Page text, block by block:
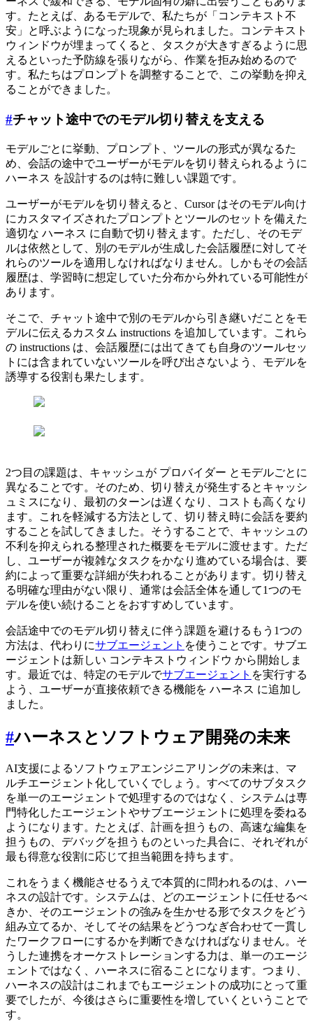
す。たとえば、あるモデルで、私たちが「コンテキスト不
安」と呼ぶようになった現象が見られました。コンテキスト
ウィンドウが埋まってくると、タスクが大きすぎるように思
えるといった予防線を張りながら、作業を拒み始めるので
す。私たちはプロンプトを調整することで、この挙動を抑え
ることができました。
#チャット途中でのモデル切り替えを支える
モデルごとに挙動、プロンプト、ツールの形式が異なるた
め、会話の途中でユーザーがモデルを切り替えられるように
ハーネス を設計するのは特に難しい課題です。
ユーザーがモデルを切り替えると、Cursor はそのモデル向け
にカスタマイズされたプロンプトとツールのセットを備えた
適切な ハーネス に自動で切り替えます。ただし、そのモデ
ルは依然として、別のモデルが生成した会話履歴に対してそ
れらのツールを適用しなければなりません。しかもその会話
履歴は、学習時に想定していた分布から外れている可能性が
あります。
そこで、チャット途中で別のモデルから引き継いだことをモ
デルに伝えるカスタム instructions を追加しています。これら
の instructions は、会話履歴には出てきても自身のツールセッ
トには含まれていないツールを呼び出さないよう、モデルを
誘導する役割も果たします。
2つ目の課題は、キャッシュが プロバイダー とモデルごとに
異なることです。そのため、切り替えが発生するとキャッシ
ュミスになり、最初のターンは遅くなり、コストも高くなり
ます。これを軽減する方法として、切り替え時に会話を要約
することを試してきました。そうすることで、キャッシュの
不利を抑えられる整理された概要をモデルに渡せます。ただ
し、ユーザーが複雑なタスクをかなり進めている場合は、要
約によって重要な詳細が失われることがあります。切り替え
る明確な理由がない限り、通常は会話全体を通して1つのモ
デルを使い続けることをおすすめしています。
会話途中でのモデル切り替えに伴う課題を避けるもう1つの
方法は、代わりにサブエージェント を使うことです。サブエ
ージェントは新しい コンテキストウィンドウ から開始しま
す。最近では、特定のモデルでサブエージェント を実行する
よう、ユーザーが直接依頼できる機能を ハーネス に追加し
ました。
#ハーネスとソフトウェア開発の未来
AI支援によるソフトウェアエンジニアリングの未来は、マ
ルチエージェント化していくでしょう。すべてのサブタスク
を単一のエージェントで処理するのではなく、システムは専
門特化したエージェントやサブエージェントに処理を委ねる
ようになります。たとえば、計画を担うもの、高速な編集を
担うもの、デバッグを担うものといった具合に、それぞれが
最も得意な役割に応じて担当範囲を持ちます。
これをうまく機能させるうえで本質的に問われるのは、ハー
ネスの設計です。システムは、どのエージェントに任せるべ
きか、そのエージェントの強みを生かせる形でタスクをどう
組み立てるか、そしてその結果をどうつなぎ合わせて一貫し
たワークフローにするかを判断できなければなりません。そ
うした連携をオーケストレーションする力は、単一のエージ
ェントではなく、ハーネスに宿ることになります。つまり、
ハーネスの設計はこれまでもエージェントの成功にとって重
要でしたが、今後はさらに重要性を増していくということで
す。